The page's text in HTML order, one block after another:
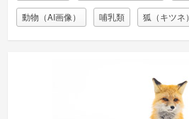
動物（AI画像） 哺乳類 狐（キツネ）